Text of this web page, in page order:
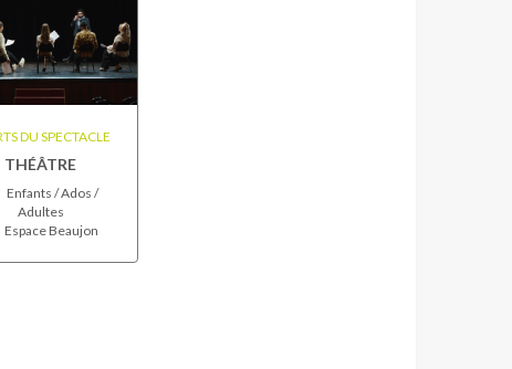
DU SPECTACLE
THÉÂTRE
Enfants / Ados /
Adultes
Espace Beaujon